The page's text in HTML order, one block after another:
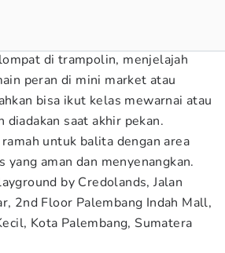
di trampolin, menjelajah
peran di mini market atau
bisa ikut kelas mewarnai atau
diadakan saat akhir pekan.
untuk balita dengan area
yang aman dan menyenangkan.
by Credolands, Jalan
2nd Floor Palembang Indah Mall,
Kota Palembang, Sumatera